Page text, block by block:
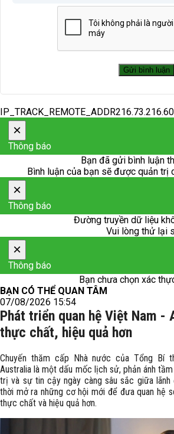
×
Thông báo
Bạn đã gửi bình luận
Bình luận của bạn sẽ được quản trị
×
Thông báo
Đường truyền dữ liệu
Vui lòng thử lại
×
Thông báo
Bạn chưa chọn xác
BẠN CÓ THỂ QUAN TÂM
07/08/2026 15:54
Phát triển quan hệ Việt Nam -
thực chất, hiệu quả hơn
Chuyến thăm cấp Nhà nước của Tổng Bí
Australia là một dấu mốc lịch sử, phản ánh
trị và sự tin cậy ngày càng sâu sắc giữa lãnh
thời mở ra những cơ hội mới để đưa quan hệ
thực chất và hiệu quả hơn.